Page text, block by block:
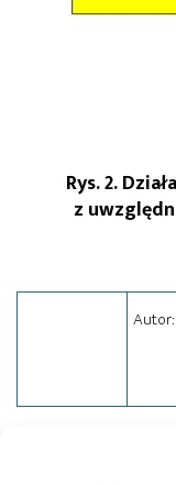
Rys. 2.
z
Autor: